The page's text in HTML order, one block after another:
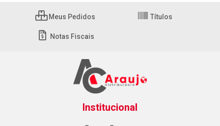
Meus Pedidos Títulos
Notas Fiscais
Institucional